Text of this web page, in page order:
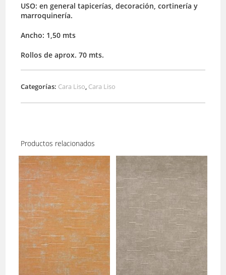
USO: en general tapicerías, decoración, cortinería y
marroquinería.
Ancho: 1,50 mts
Rollos de aprox. 70 mts.
Categorías: Cara Liso Cara Liso
Productos relacionados